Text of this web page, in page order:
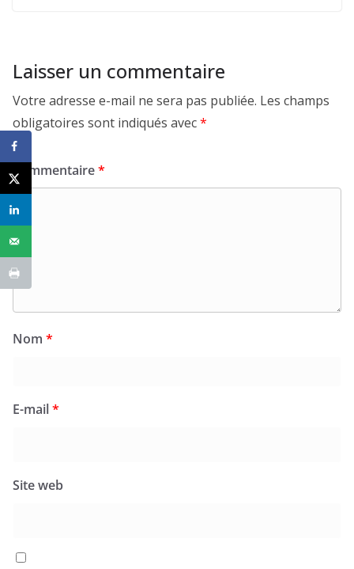
Laisser un commentaire
Votre adresse e-mail ne sera pas publiée. Les champs
obligatoires sont indiqués avec*
Commentaire*
Nom *
E-mail*
Site web